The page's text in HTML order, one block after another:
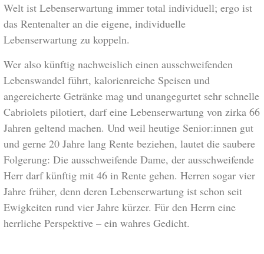
Welt ist Lebenserwartung immer total individuell; ergo ist
das Rentenalter an die eigene, individuelle
Lebenserwartung zu koppeln.
Wer also künftig nachweislich einen ausschweifenden
Lebenswandel führt, kalo­rien­reiche Speisen und
angereicherte Getränke mag und unangegurtet sehr schnelle
Cabriolets pilotiert, darf eine Lebenserwartung von zirka 66
Jahren geltend machen. Und weil heutige Senior:innen gut
und gerne 20 Jahre lang Rente beziehen, lautet die saubere
Folgerung: Die ausschweifende Dame, der ausschweifende
Herr darf künftig mit 46 in Rente gehen. Herren sogar vier
Jahre früher, denn deren Lebens­erwartung ist schon seit
Ewigkeiten rund vier Jahre kürzer. Für den Herrn eine
herrliche Perspektive – ein wahres Gedicht.